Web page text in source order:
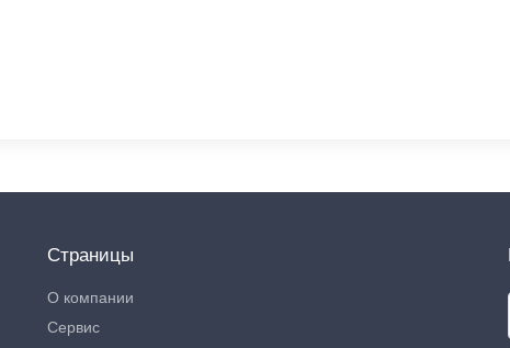
Страницы
О компании
Сервис